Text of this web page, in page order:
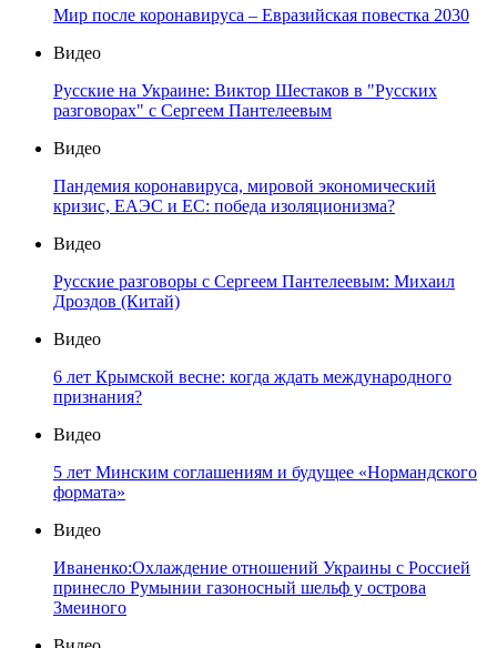
Мир после коронавируса – Евразийская повестка 2030
Видео
Русские на Украине: Виктор Шестаков в "Русских
разговорах" с Сергеем Пантелеевым
Видео
Пандемия коронавируса, мировой экономический
кризис, ЕАЭС и ЕС: победа изоляционизма?
Видео
Русские разговоры с Сергеем Пантелеевым: Михаил
Дроздов (Китай)
Видео
6 лет Крымской весне: когда ждать международного
признания?
Видео
5 лет Минским соглашениям и будущее «Нормандского
формата»
Видео
Иваненко:Охлаждение отношений Украины с Россией
принесло Румынии газоносный шельф у острова
Змеиного